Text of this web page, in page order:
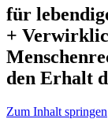
für
+
den Erhalt
Zum Inhalt springen